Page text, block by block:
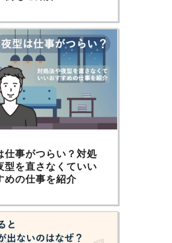
仕事がつらい？対処
型を直さなくていい
めの仕事を紹介